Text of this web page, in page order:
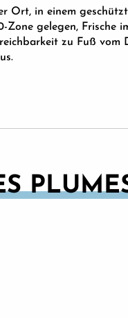
Ort, in einem
gelegen, Frische
zu Fuß vom